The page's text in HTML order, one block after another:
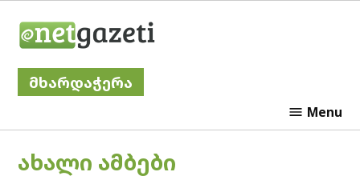
მხარდაჭერა
Menu
POSTED
ᲐᲮᲐᲚᲘ ᲐᲛᲑᲔᲑᲘ